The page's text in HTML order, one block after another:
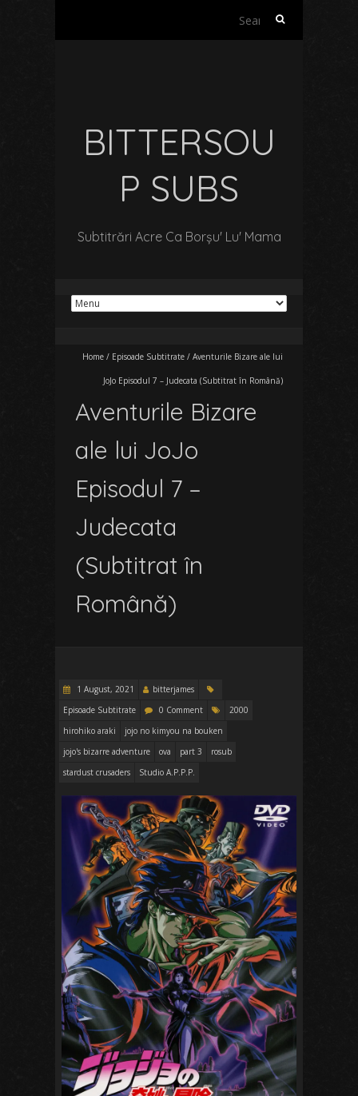
Search
BITTERSOU
P SUBS
Subtitrări Acre Ca Borșu' Lu' Mama
Home / Episoade Subtitrate / Aventurile Bizare ale lui
JoJo Episodul 7 – Judecata (Subtitrat în Română)
Aventurile Bizare
ale lui JoJo
Episodul 7 –
Judecata
(Subtitrat în
Română)
1 August, 2021
bitterjames
Episoade Subtitrate
0 Comment
2000
hirohiko araki
jojo no kimyou na bouken
jojo's bizarre adventure
ova part 3
rosub
stardust crusaders
Studio A.P.P.P.